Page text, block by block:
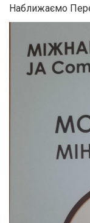
Наближаємо